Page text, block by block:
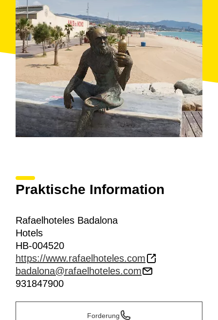
Praktische Information
Rafaelhoteles Badalona
Hotels
HB-004520
https://www.rafaelhoteles.com
badalona@rafaelhoteles.com
931847900
Forderung